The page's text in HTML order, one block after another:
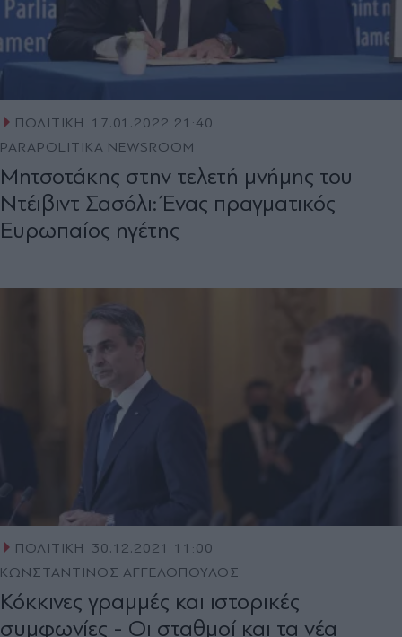
ΠΟΛΙΤΙΚΗ
17.01.2022 21:40
PARAPOLITIKA NEWSROOM
Μητσοτάκης στην τελετή μνήμης του
Ντέιβιντ Σασόλι: Ένας πραγματικός
Ευρωπαίος ηγέτης
ΠΟΛΙΤΙΚΗ
30.12.2021 11:00
ΚΩΝΣΤΑΝΤΙΝΟΣ ΑΓΓΕΛΟΠΟΥΛΟΣ
Κόκκινες γραμμές και ιστορικές
συμφωνίες - Οι σταθμοί και τα νέα